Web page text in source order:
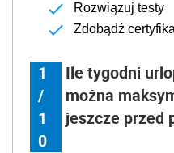
Rozwiązuj testy
Zdobądź
1
/
1
0
Ile tygodni
można
jeszcze przed